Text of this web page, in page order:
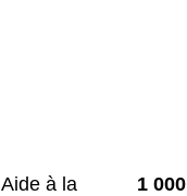
Aide à la
1